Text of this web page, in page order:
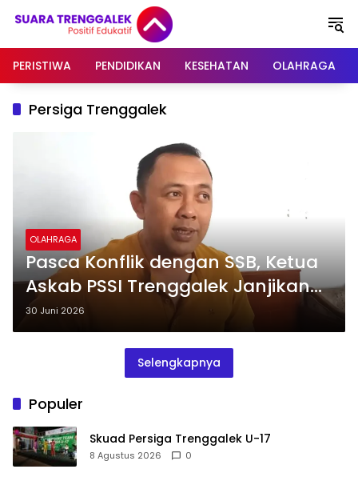
PERISTIWA
PENDIDIKAN KESEHATAN OLAHRAGA
Persiga Trenggalek
OLAHRAGA
Pasca Konflik dengan SSB, Ketua
Askab PSSI Trenggalek Janjikan
Evaluasi Total Internal
30 Juni 2026
Selengkapnya
Populer
Skuad Persiga Trenggalek U-17
8 Agustus 2026 0